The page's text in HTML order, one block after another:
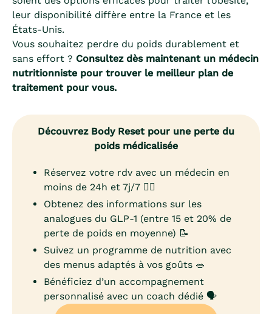
leur disponibilité diffère entre la France et les
États-Unis.
Vous souhaitez perdre du poids durablement et
sans effort ? Consultez dès maintenant un médecin
nutritionniste pour trouver le meilleur plan de
traitement pour vous.
Découvrez Body Reset pour une perte du
poids médicalisée
Réservez votre rdv avec un médecin en
moins de 24h et 7j/7 👨‍⚕️
Obtenez des informations sur les
analogues du GLP-1 (entre 15 et 20% de
perte de poids en moyenne) 📝
Suivez un programme de nutrition avec
des menus adaptés à vos goûts 🥗
Bénéficiez d’un accompagnement
personnalisé avec un coach dédié 🗣️